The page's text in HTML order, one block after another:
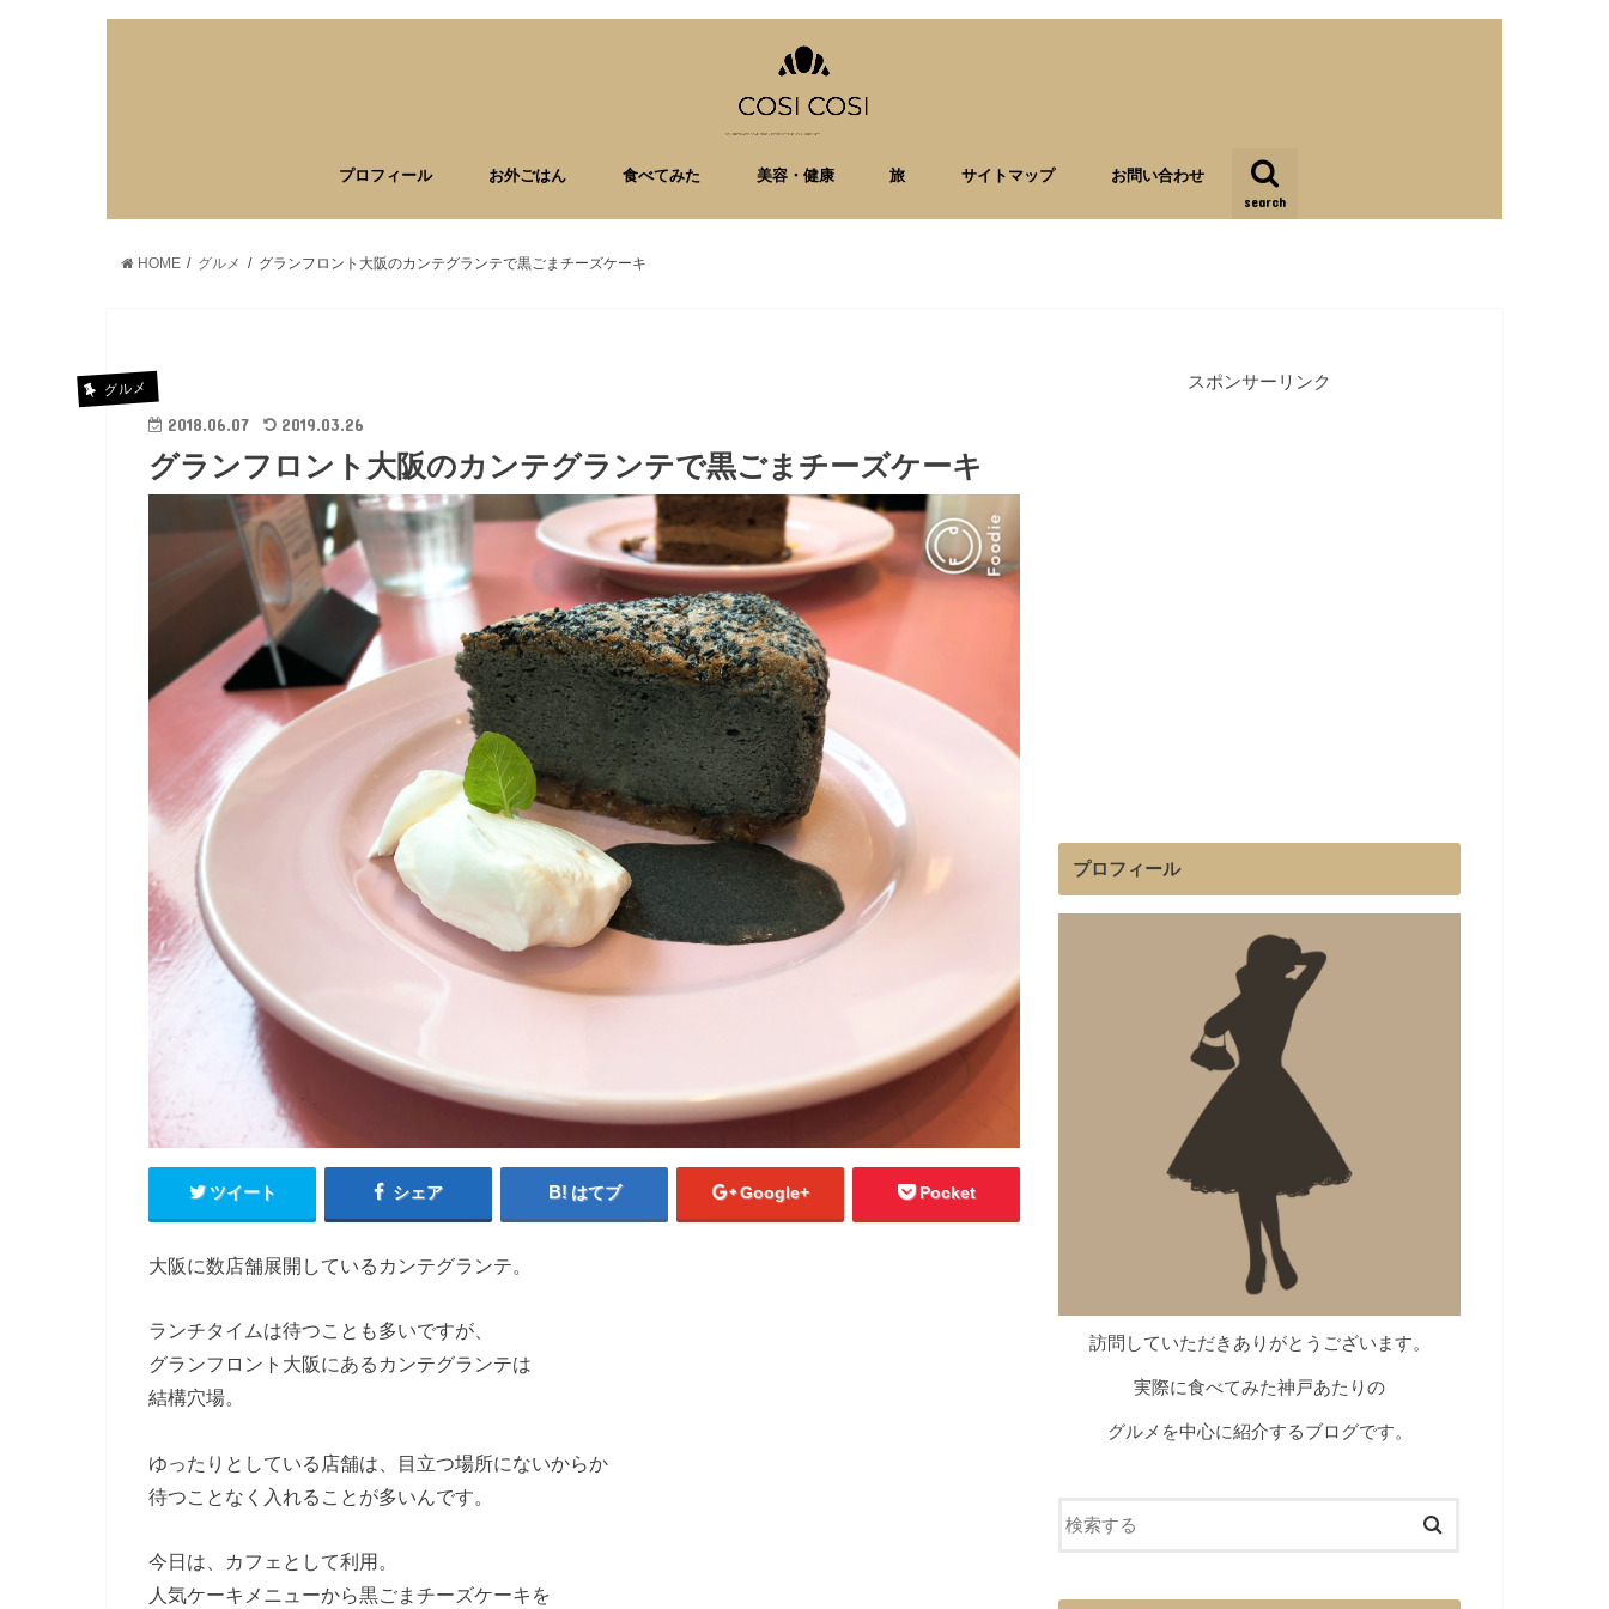
search
プロフィール お外ごはん 食べてみた 美容・健康 旅 サイトマップ お問い合わせ
HOME グルメ グランフロント大阪のカンテグランテで黒ごまチーズケーキ
グルメ
2018.06.07 2019.03.26
グランフロント大阪のカンテグランテで黒ごまチーズケーキ
ツイート シェア はてブ Google+ Pocket
大阪に数店舗展開しているカンテグランテ。
ランチタイムは待つことも多いですが、
グランフロント大阪にあるカンテグランテは
結構穴場。
ゆったりとしている店舗は、目立つ場所にないからか
待つことなく入れることが多いんです。
今日は、カフェとして利用。
人気ケーキメニューから黒ごまチーズケーキを
スポンサーリンク
プロフィール
訪問していただきありがとうございます。
実際に食べてみた神戸あたりの
グルメを中心に紹介するブログです。